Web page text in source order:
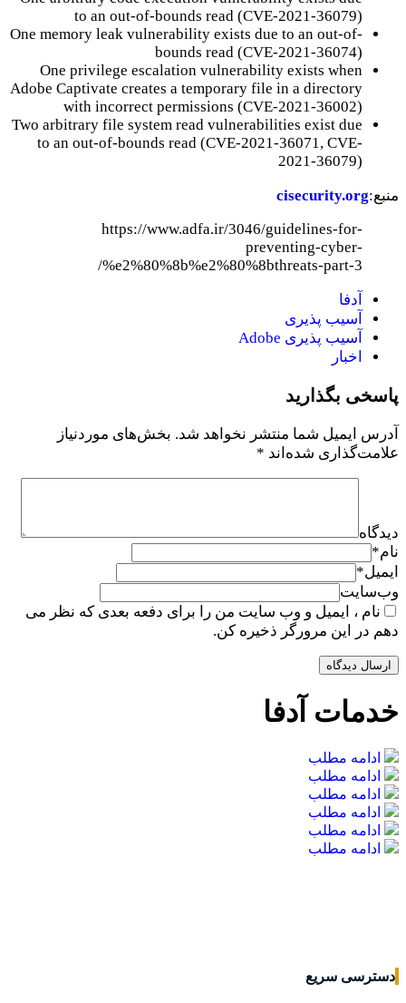
to an out-of-bounds read (CVE-2021-36079)
One memory leak vulnerability exists due to an out-of-
bounds read (CVE-2021-36074)
One privilege escalation vulnerability exists when
Adobe Captivate creates a temporary file in a directory
with incorrect permissions (CVE-2021-36002)
Two arbitrary file system read vulnerabilities exist due
to an out-of-bounds read (CVE-2021-36071, CVE-
2021-36079)
منبع:cisecurity.org
https://www.adfa.ir/3046/guidelines-for-
preventing-cyber-
%e2%80%8b%e2%80%8bthreats-part-3/
آدفا
آسیب پذیری
آسیب پذیری Adobe
اخبار
پاسخی بگذارید
آدرس ایمیل شما منتشر نخواهد شد. بخش‌های موردنیاز
علامت‌گذاری شده‌اند *
دیدگاه
نام*
ایمیل*
وب‌سایت
نام ، ایمیل و وب سایت من را برای دفعه بعدی که نظر می
دهم در این مرورگر ذخیره کن.
خدمات آدفا
ادامه مطلب
ادامه مطلب
ادامه مطلب
ادامه مطلب
ادامه مطلب
ادامه مطلب
دسترسی سریع